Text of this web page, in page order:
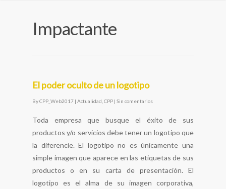
Impactante
El poder oculto de un logotipo
ByCPP_Web2017 | Actualidad CPP | Sin comentarios
Toda empresa que busque el éxito de sus
productos y/o servicios debe tener un logotipo que
la diferencie. El logotipo no es únicamente una
simple imagen que aparece en las etiquetas de sus
productos o en su carta de presentación. El
logotipo es el alma de su imagen corporativa,